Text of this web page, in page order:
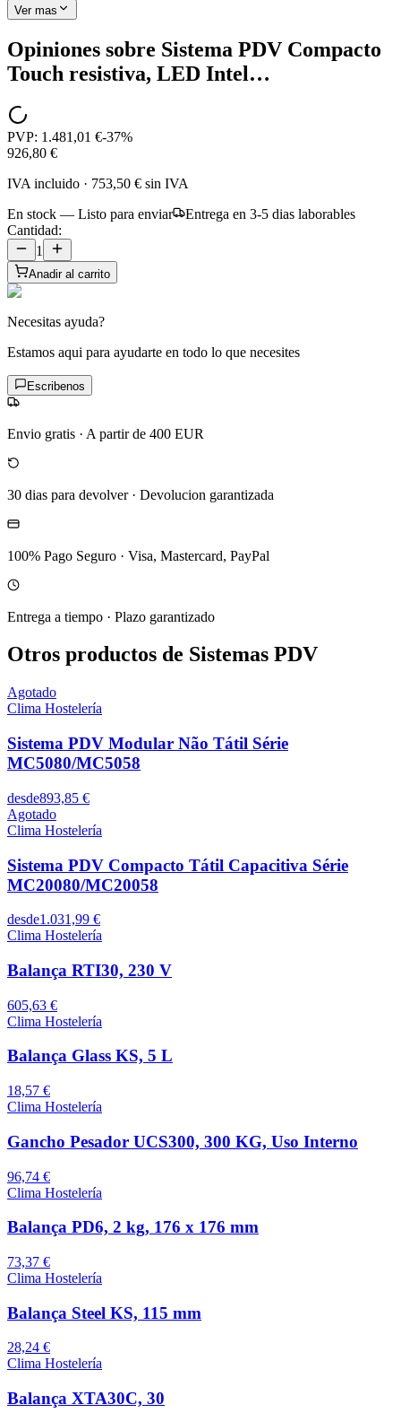
Ver mas
Opiniones sobre Sistema PDV Compacto
Touch resistiva, LED Intel…
PVP: 1.481,01 €-37%
926,80 €
IVA incluido · 753,50 € sin IVA
En stock — Listo para enviar
Entrega en 3-5 dias laborables
Cantidad:
1
Anadir al carrito
Necesitas ayuda?
Estamos aqui para ayudarte en todo lo que necesites
Escribenos
Envio gratis · A partir de 400 EUR
30 dias para devolver· Devolucion garantizada
100% Pago Seguro · Visa, Mastercard, PayPal
Entrega a tiempo · Plazo garantizado
Otros productos de Sistemas PDV
Agotado
Clima Hostelería
Sistema PDV Modular Não Tátil Série
MC5080/MC5058
desde893,85 €
Agotado
Clima Hostelería
Sistema PDV Compacto Tátil Capacitiva Série
MC20080/MC20058
desde1.031,99 €
Clima Hostelería
Balança RTI30, 230 V
605,63 €
Clima Hostelería
Balança Glass KS, 5 L
18,57 €
Clima Hostelería
Gancho Pesador UCS300, 300 KG, Uso Interno
96,74 €
Clima Hostelería
Balança PD6, 2 kg, 176 x 176 mm
73,37 €
Clima Hostelería
Balança Steel KS, 115 mm
28,24 €
Clima Hostelería
Balança XTA30C, 30